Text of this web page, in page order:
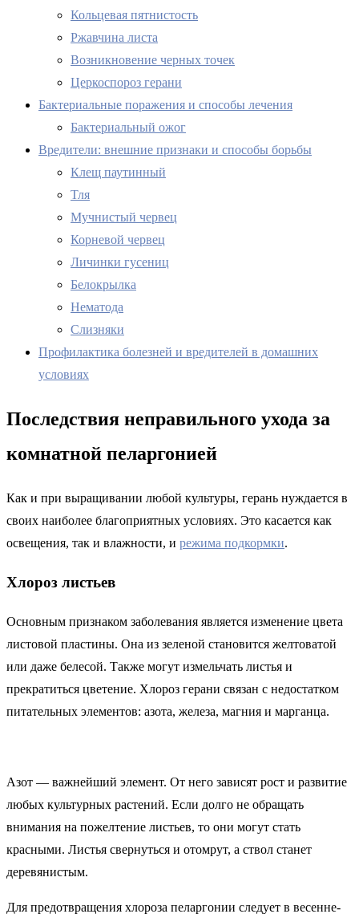
Кольцевая пятнистость
Ржавчина листа
Возникновение черных точек
Церкоспороз герани
Бактериальные поражения и способы лечения
Бактериальный ожог
Вредители: внешние признаки и способы борьбы
Клещ паутинный
Тля
Мучнистый червец
Корневой червец
Личинки гусениц
Белокрылка
Нематода
Слизняки
Профилактика болезней и вредителей в домашних
условиях
Последствия неправильного ухода за
комнатной пеларгонией
Как и при выращивании любой культуры, герань нуждается в
своих наиболее благоприятных условиях. Это касается как
освещения, так и влажности, и режима подкормки.
Хлороз листьев
Основным признаком заболевания является изменение цвета
листовой пластины. Она из зеленой становится желтоватой
или даже белесой. Также могут измельчать листья и
прекратиться цветение. Хлороз герани связан с недостатком
питательных элементов: азота, железа, магния и марганца.
Азот — важнейший элемент. От него зависят рост и развитие
любых культурных растений. Если долго не обращать
внимания на пожелтение листьев, то они могут стать
красными. Листья свернуться и отомрут, а ствол станет
деревянистым.
Для предотвращения хлороза пеларгонии следует в весенне-